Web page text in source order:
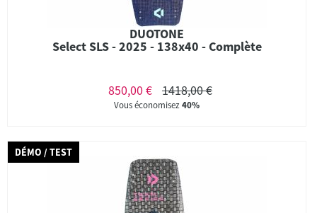
DUOTONE
Select SLS - 2025 - 138x40 - Complète
850,00 € 1418,00 €
Vous économisez40%
DÉMO / TEST